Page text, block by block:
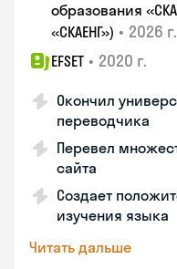
образования
«СКАЕНГ») • 2026 г.
EFSET • 2020 г.
Окончил
переводчика
Перевел
сайта
Создает
изучения языка
Читать дальше